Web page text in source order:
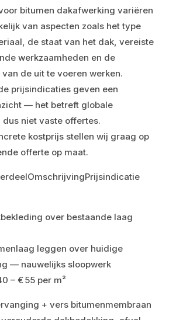
bitumen dakafwerking variëren
van aspecten zoals het type
de staat van het dak, vereiste
werkzaamheden en de
de uit te voeren werken.
prijsindicaties geven een
— het betreft globale
niet vaste offertes.
kostprijs stellen wij graag op
offerte op maat.
over bestaande laag
leggen over huidige
— nauwelijks sloopwerk
– € 55 per m²
+ vers bitumenmembraan